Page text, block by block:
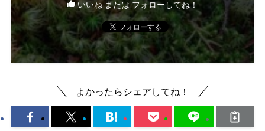
いいね または フォローしてね！
よかったらシェアしてね！